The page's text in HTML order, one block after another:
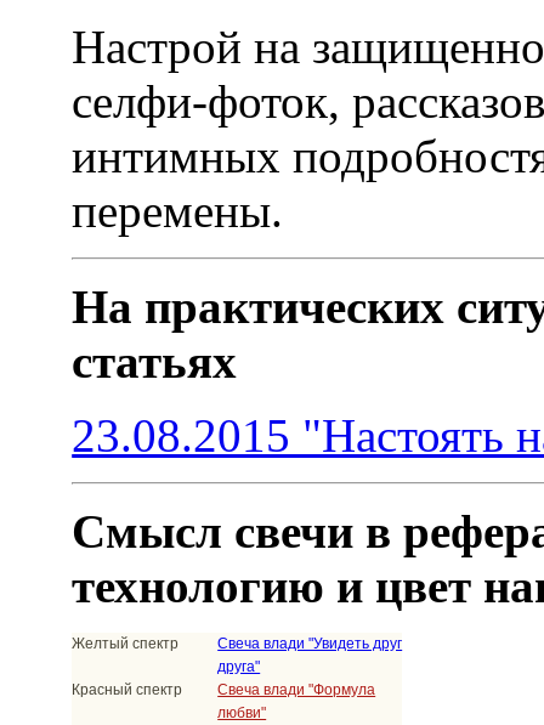
Настрой на
селфи-фоток,
интимных
перемены.
На практических
статьях
23.08.2015 "Настоять
Смысл свечи в
технологию и цвет
Желтый спектр
Свеча влади "Увидеть друг
друга"
Красный спектр
Свеча влади "Формула
любви"